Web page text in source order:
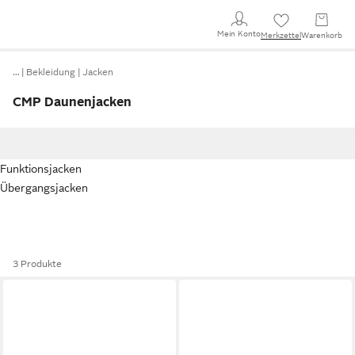
Mein KontoMerkzettel Warenkorb
… Bekleidung Jacken
CMP Daunenjacken
Funktionsjacken
Übergangsjacken
3 Produkte